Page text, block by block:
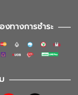
งทางการชำระ